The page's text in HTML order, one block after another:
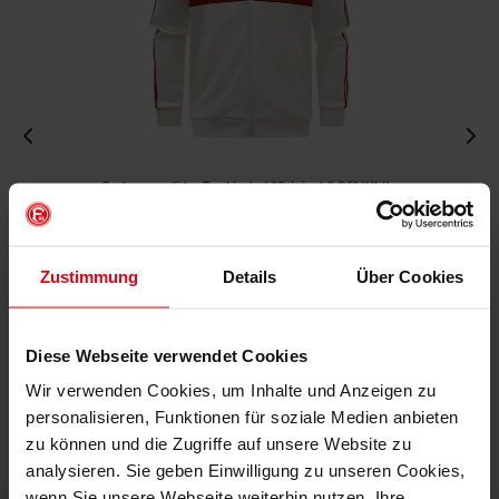
Zustimmung Details Über Cookies
Diese Webseite verwendet Cookies
Wir verwenden Cookies, um Inhalte und Anzeigen zu
personalisieren, Funktionen für soziale Medien anbieten
zu können und die Zugriffe auf unsere Website zu
analysieren. Sie geben Einwilligung zu unseren Cookies,
Fortuna x adidas Trackjacket "Originals" Off-White